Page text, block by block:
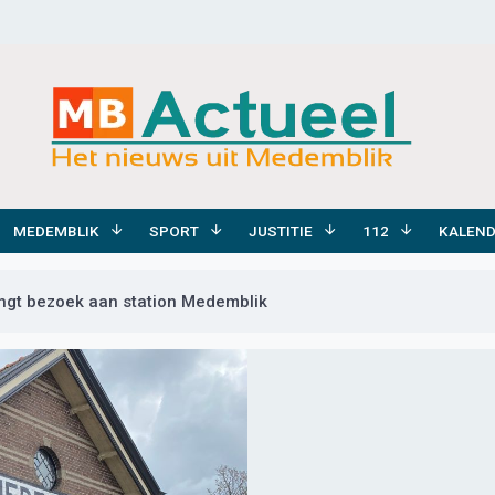
MEDEMBLIK SPORT JUSTITIE 112
bezoek aan station Medemblik